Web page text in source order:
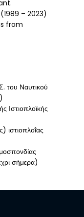
– 2023)
from
του Ναυτικού
Ιστιοπλοϊκής
ιστιοπλοΐας
σήμερα)